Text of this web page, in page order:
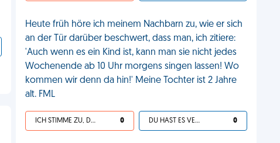
Heute früh höre ich meinem Nachbarn zu, wie er sich
an der Tür darüber beschwert, dass man, ich zitiere:
'Auch wenn es ein Kind ist, kann man sie nicht jedes
Wochenende ab 10 Uhr morgens singen lassen! Wo
kommen wir denn da hin!' Meine Tochter ist 2 Jahre
alt. FML
ICH STIMME ZU, DEIN LEBEN IST SCHEISSE 0 DU HAST ES VERDIENT 0